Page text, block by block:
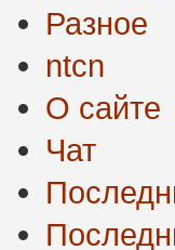
Разное
ntcn
О сайте
Чат